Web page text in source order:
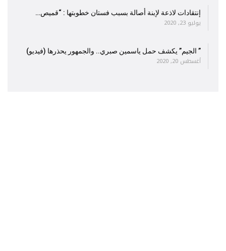
إنتقادات لاذعة لإبنة أصالة بسبب فستان خطوبتها : “قميص…
يوليو 23, 2020
” الجيم” يكشف حمل ياسمين صبري.. والجمهور يحذرها (فيديو)
أغسطس 20, 2020